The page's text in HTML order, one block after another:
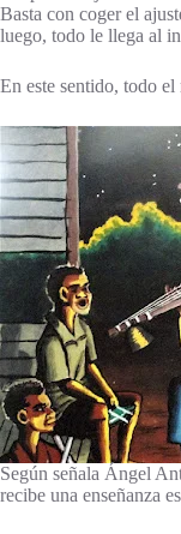
Basta con coger el
luego, todo le llega al
En este sentido, todo
Según señala Ángel
recibe una enseñanza